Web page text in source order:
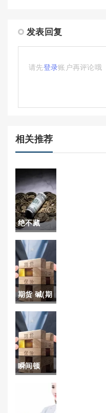
发表回复
请先登录账户再评论哦
相关推荐
绝不藏
拙！绍兴
恒指期货
开户(帮助
投资者顺
利开启恒
指期货交
易之旅)
期货 碱(期
货碱的实
时行情)
瞬间顿
期货多少